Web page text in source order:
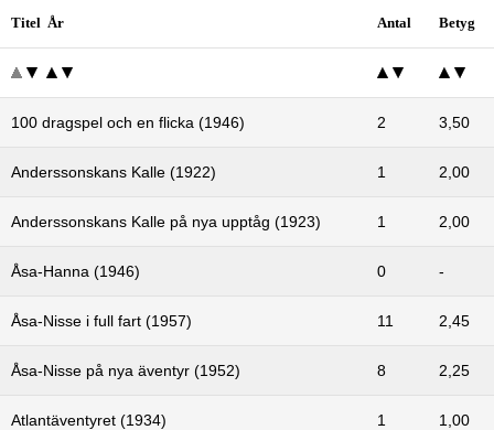
Titel År Antal Betyg
100 dragspel och en flicka (1946) 2 3,50
Anderssonskans Kalle (1922) 1 2,00
Anderssonskans Kalle på nya upptåg (1923) 1 2,00
Åsa-Hanna (1946) 0 -
Åsa-Nisse i full fart (1957) 11 2,45
Åsa-Nisse på nya äventyr (1952) 8 2,25
Atlantäventyret (1934) 1 1,00